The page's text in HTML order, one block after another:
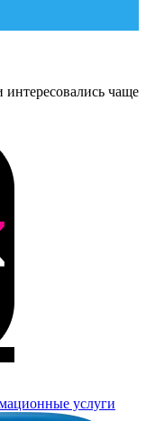
чаще
услуги